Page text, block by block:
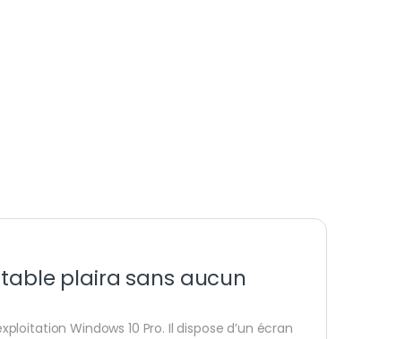
plaira sans aucun
Windows 10 Pro. Il dispose d’un écran